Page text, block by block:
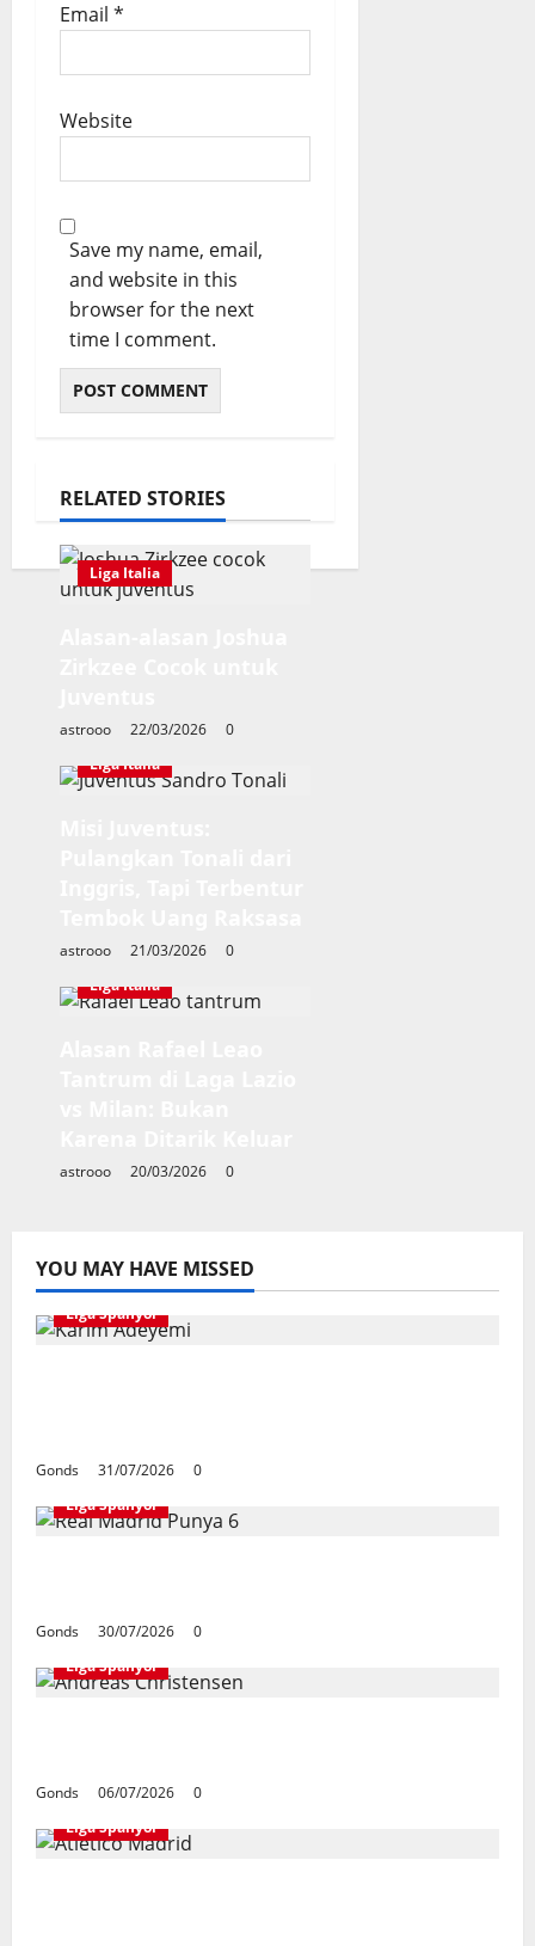
Email *
Website
Save my name, email,
and website in this
browser for the next
time I comment.
RELATED STORIES
Liga Italia
astrooo 22/03/2026
0
Liga Italia
astrooo 21/03/2026
0
Liga Italia
astrooo 20/03/2026 0
YOU MAY HAVE MISSED
Liga Spanyol
Gonds 31/07/2026
0
Liga Spanyol
Gonds 30/07/2026
0
Liga Spanyol
Gonds 06/07/2026
0
Liga Spanyol